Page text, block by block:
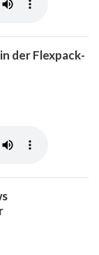
der Flexpack-